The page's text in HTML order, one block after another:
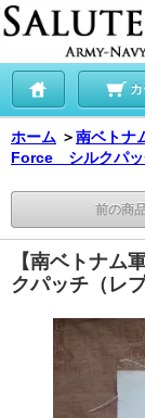
ホーム ＞南ベトナ
Force シルクパッ
前の商
【南ベトナ
クパッチ（レプ